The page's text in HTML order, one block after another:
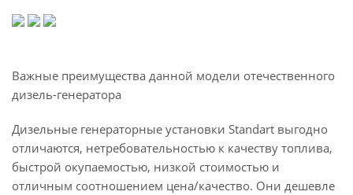
Важные преимущества данной модели отечественного
дизель-генератора
Дизельные генераторные установки Standart выгодно
отличаются, нетребовательностью к качеству топлива,
быстрой окупаемостью, низкой стоимостью и
отличным соотношением цена/качество. Они дешевле